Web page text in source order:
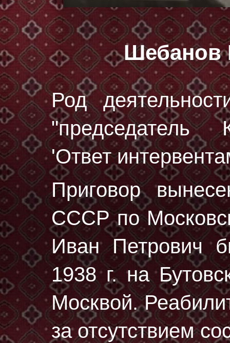
Шебанов
Род
"председатель
'Ответ
Приговор
СССР по
Иван Петрович
1938 г.на
Москвой.
за отсутствием